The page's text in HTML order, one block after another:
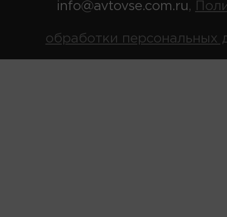
info@avtovse.com.ru,
обработки персональных